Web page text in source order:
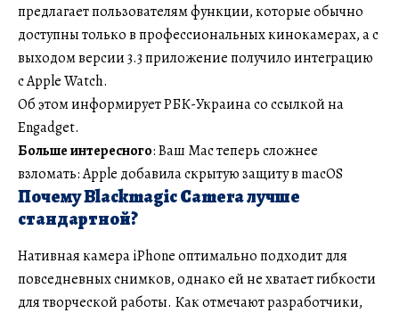
предлагает пользователям функции, которые обычно
доступны только в профессиональных кинокамерах, а с
выходом версии 3.3 приложение получило интеграцию
с Apple Watch.
Об этом информирует РБК-Украина со ссылкой на
Engadget.
Больше интересного: Ваш Mac теперь сложнее
взломать: Apple добавила скрытую защиту в macOS
Почему Blackmagic Camera лучше
стандартной?
Нативная камера iPhone оптимально подходит для
повседневных снимков, однако ей не хватает гибкости
для творческой работы. Как отмечают разработчики,